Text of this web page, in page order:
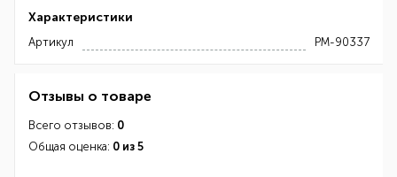
Характеристики
Артикул РМ-90337
Отзывы о товаре
Всего отзывов: 0
Общая оценка: 0 из 5